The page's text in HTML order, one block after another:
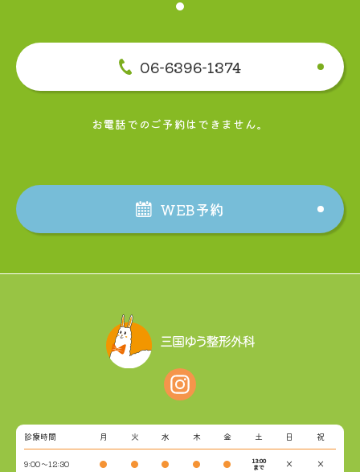
06-6396-1374
お電話でのご予約はできません。
WEB予約
診療時間 月 火 水 木 金 土 日 祝
9:00～12:30 ● ● ● ● ●
13:00
まで
× ×